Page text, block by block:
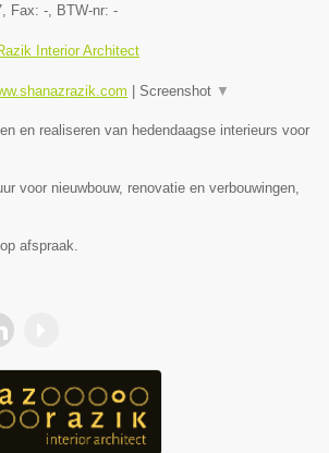
, Fax: - , BTW-nr: -
Interior Architect
Screenshot ▼
en realiseren van hedendaagse interieurs voor
voor nieuwbouw, renovatie en verbouwingen,
afspraak.